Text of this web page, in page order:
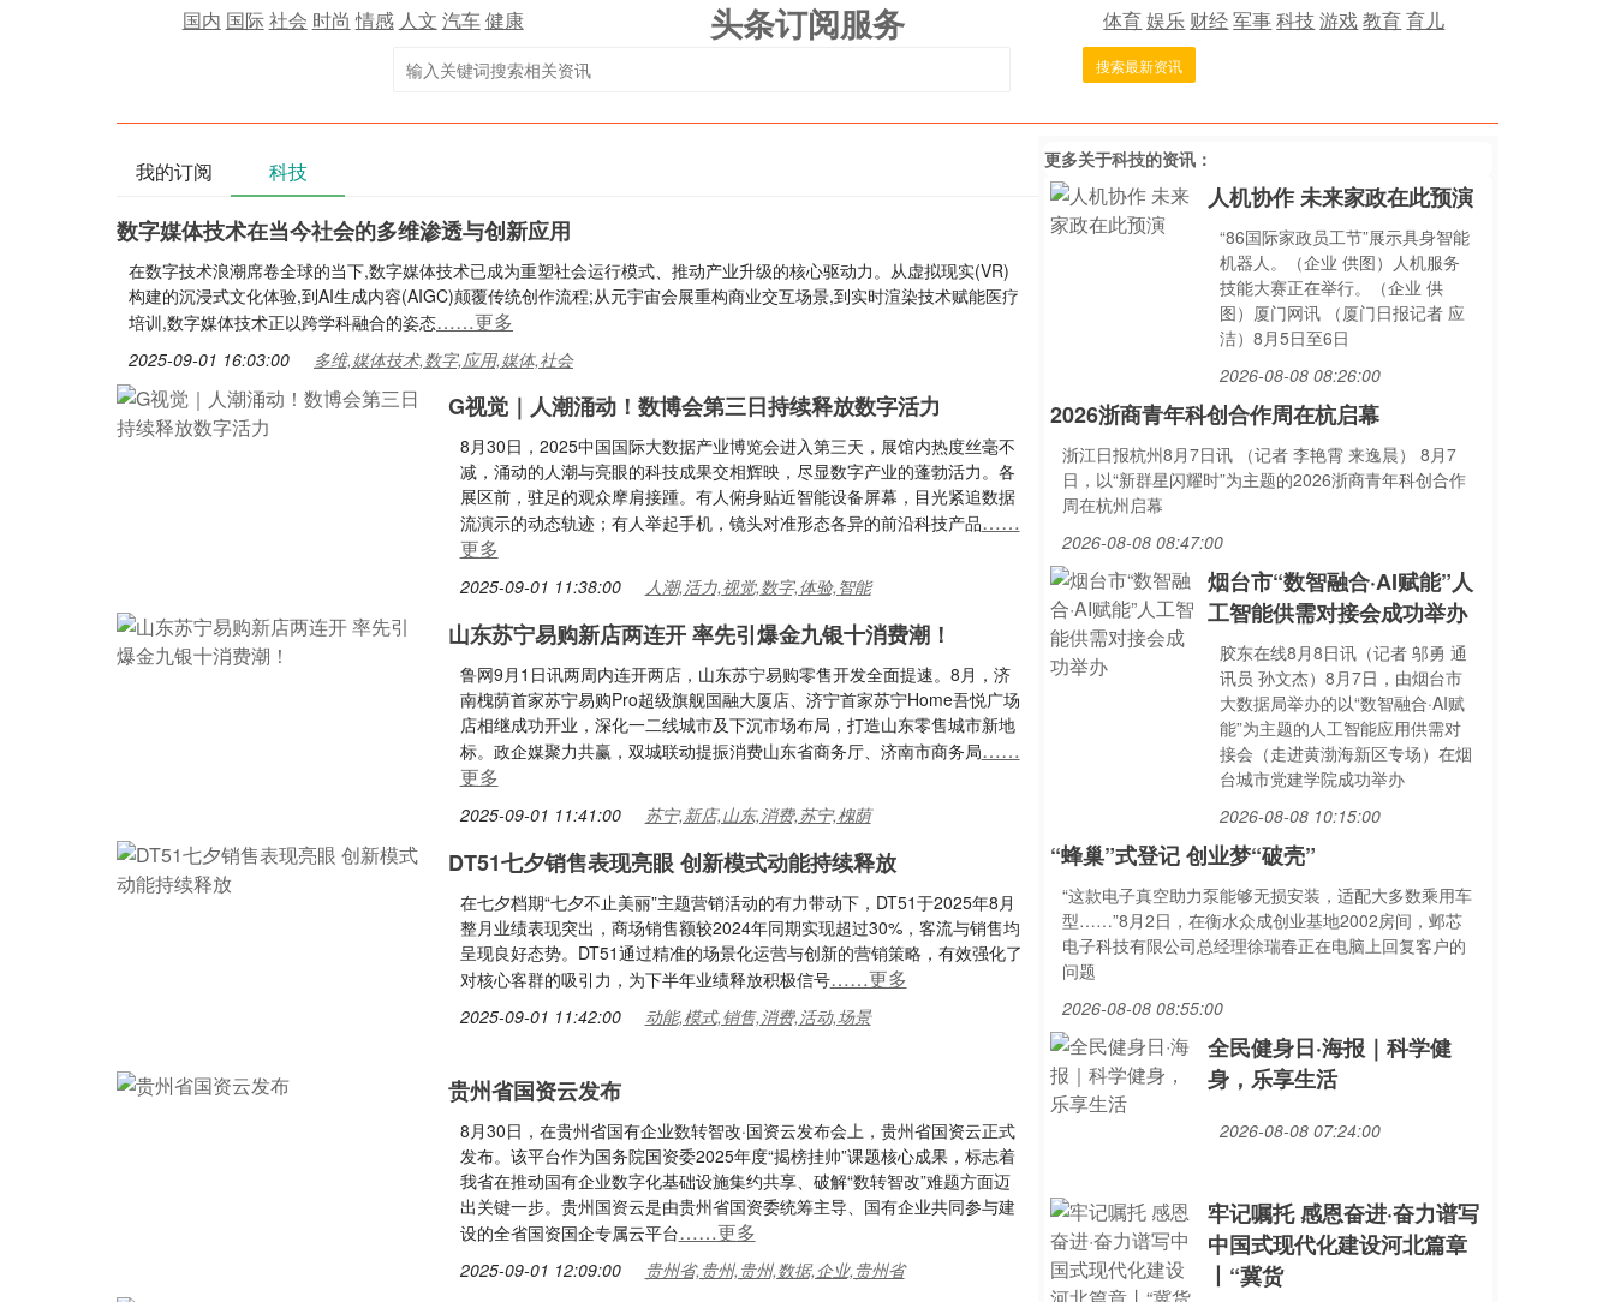
国内 国际社会 时尚 情感 人文 汽车健康 头条订阅服务 体育娱乐 财经军事科技游戏教育育儿
搜索最新资讯
我的订阅 科技
数字媒体技术在当今社会的多维渗透与创新应用
在数字技术浪潮席卷全球的当下,数字媒体技术已成为重塑社会运行模式、推动产业升级的核心驱动力。从虚拟现实(VR)
构建的沉浸式文化体验,到AI生成内容(AIGC)颠覆传统创作流程;从元宇宙会展重构商业交互场景,到实时渲染技术赋能医疗
培训,数字媒体技术正以跨学科融合的姿态……更多
2025-09-01 16:03:00 多维,媒体技术,数字,应用,媒体,社会
G视觉｜人潮涌动！数博会第三日持续释放数字活力
8月30日，2025中国国际大数据产业博览会进入第三天，展馆内热度丝毫不
减，涌动的人潮与亮眼的科技成果交相辉映，尽显数字产业的蓬勃活力。各
展区前，驻足的观众摩肩接踵。有人俯身贴近智能设备屏幕，目光紧追数据
流演示的动态轨迹；有人举起手机，镜头对准形态各异的前沿科技产品……
更多
2025-09-01 11:38:00 人潮,活力,视觉,数字,体验,智能
山东苏宁易购新店两连开 率先引爆金九银十消费潮！
鲁网9月1日讯两周内连开两店，山东苏宁易购零售开发全面提速。8月，济
南槐荫首家苏宁易购Pro超级旗舰国融大厦店、济宁首家苏宁Home吾悦广场
店相继成功开业，深化一二线城市及下沉市场布局，打造山东零售城市新地
标。政企媒聚力共赢，双城联动提振消费山东省商务厅、济南市商务局……
更多
2025-09-01 11:41:00 苏宁,新店,山东,消费,苏宁,槐荫
DT51七夕销售表现亮眼 创新模式动能持续释放
在七夕档期“七夕不止美丽”主题营销活动的有力带动下，DT51于2025年8月
整月业绩表现突出，商场销售额较2024年同期实现超过30%，客流与销售均
呈现良好态势。DT51通过精准的场景化运营与创新的营销策略，有效强化了
对核心客群的吸引力，为下半年业绩释放积极信号……更多
2025-09-01 11:42:00 动能,模式,销售,消费,活动,场景
贵州省国资云发布
8月30日，在贵州省国有企业数转智改·国资云发布会上，贵州省国资云正式
发布。该平台作为国务院国资委2025年度“揭榜挂帅”课题核心成果，标志着
我省在推动国有企业数字化基础设施集约共享、破解“数转智改”难题方面迈
出关键一步。贵州国资云是由贵州省国资委统筹主导、国有企业共同参与建
设的全省国资国企专属云平台……更多
2025-09-01 12:09:00 贵州省,贵州,贵州,数据,企业,贵州省
更多关于科技的资讯：
人机协作 未来家政在此预演
“86国际家政员工节”展示具身智能
机器人。（企业 供图）人机服务
技能大赛正在举行。（企业 供
图）厦门网讯 （厦门日报记者 应
洁）8月5日至6日
2026-08-08 08:26:00
2026浙商青年科创合作周在杭启幕
浙江日报杭州8月7日讯 （记者 李艳霄 来逸晨） 8月7
日，以“新群星闪耀时”为主题的2026浙商青年科创合作
周在杭州启幕
2026-08-08 08:47:00
烟台市“数智融合·AI赋能”人
工智能供需对接会成功举办
胶东在线8月8日讯（记者 邬勇 通
讯员 孙文杰）8月7日，由烟台市
大数据局举办的以“数智融合·AI赋
能”为主题的人工智能应用供需对
接会（走进黄渤海新区专场）在烟
台城市党建学院成功举办
2026-08-08 10:15:00
“蜂巢”式登记 创业梦“破壳”
“这款电子真空助力泵能够无损安装，适配大多数乘用车
型……”8月2日，在衡水众成创业基地2002房间，邺芯
电子科技有限公司总经理徐瑞春正在电脑上回复客户的
问题
2026-08-08 08:55:00
全民健身日·海报｜科学健
身，乐享生活
2026-08-08 07:24:00
牢记嘱托 感恩奋进·奋力谱写
中国式现代化建设河北篇章
丨“冀货